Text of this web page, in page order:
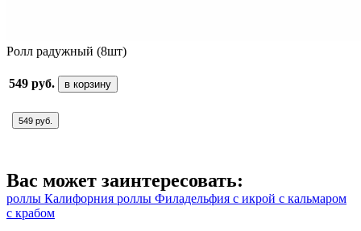
Ролл радужный (8шт)
549 руб. в корзину
549 руб.
Вас может заинтересовать:
роллы Калифорния роллы Филадельфия с икрой с кальмаром
с крабом